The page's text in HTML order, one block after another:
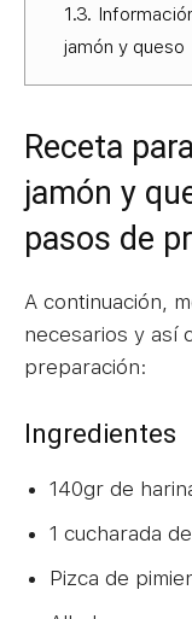
1.3.
jamón y queso
Receta
jamón y
pasos de
A continuación,
necesarios y así
preparación:
Ingredientes
140gr de
1 cucharada
Pizca de